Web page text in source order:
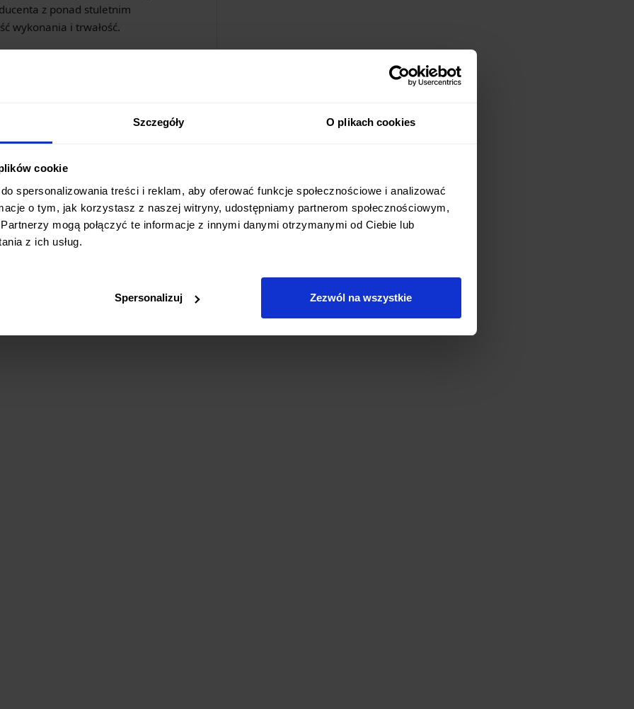
Szczegóły O plikach cookies
cookie
spersonalizowania treści i reklam, aby oferować funkcje społecznościowe i analizować
o tym, jak korzystasz z naszej witryny, udostępniamy partnerom społecznościowym,
mogą połączyć te informacje z innymi danymi otrzymanymi od Ciebie lub
z ich usług.
Spersonalizuj Zezwól na wszystkie
z ponad stuletnim
wykonania i trwałość.
słynącej z doskonałego
odporności na korozję. Solidna
większych kawałków mięsa, a
powierzchnia zapewnia
dłońmi, co znacząco zwiększa
ten jest również niezwykle higieniczny i
normy branżowe.
bezpieczeństwa i trwałości,
i w domu dla miłośników gotowania,